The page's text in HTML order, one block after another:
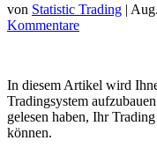
von Statistic Trading |
Kommentare
In diesem Artikel wird
Tradingsystem
gelesen haben, Ihr
können.